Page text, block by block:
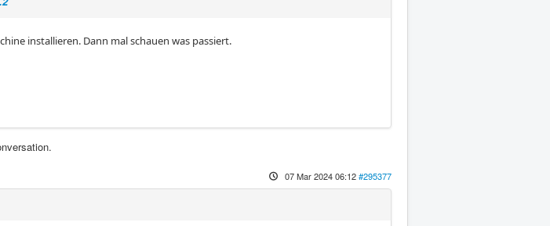
installieren. Dann mal schauen was passiert.
07 Mar 2024 06:12#295377